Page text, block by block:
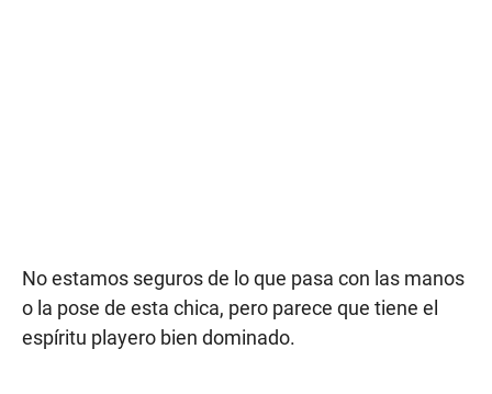
No estamos seguros de lo que pasa con las manos
o la pose de esta chica, pero parece que tiene el
espíritu playero bien dominado.